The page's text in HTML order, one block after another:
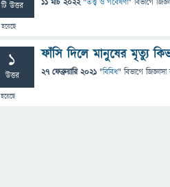
টি উত্তর 11 মার্চ 2022 "তত্ত্ব ও গবেষণা" বিভাগে
1
উত্তর
ফাঁসি দিলে মানুষের মৃত্যু
27 ফেব্রুয়ারি 2021 "বিবিধ" বিভাগে জিজ্ঞাসা